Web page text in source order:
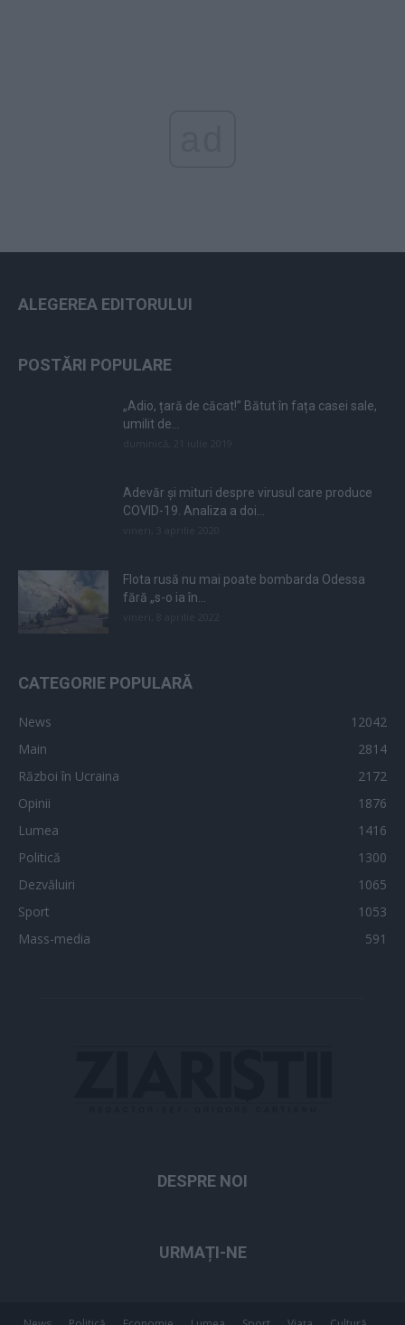
ALEGEREA EDITORULUI
POSTĂRI POPULARE
„Adio, țară de căcat!” Bătut în fața casei sale,
umilit de...
Adevăr și mituri despre virusul care produce
COVID-19. Analiza a doi...
Flota rusă nu mai poate bombarda Odessa
fără „s-o ia în...
CATEGORIE POPULARĂ
News
12042
Main
2814
Război în Ucraina
2172
Opinii
1876
Lumea
1416
Politică
1300
Dezvăluiri
1065
Sport
1053
Mass-media
591
DESPRE NOI
URMAȚI-NE